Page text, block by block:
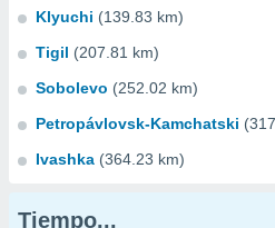
Klyuchi (139.83 km)
Tigil (207.81 km)
Sobolevo (252.02 km)
Petropávlovsk-Kamchatski
Ivashka (364.23 km)
Tiempo...